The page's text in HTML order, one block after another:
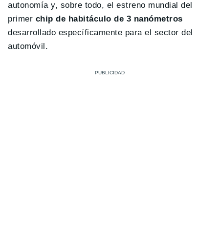
autonomía y, sobre todo, el estreno mundial del
primer chip de habitáculo de 3 nanómetros
desarrollado específicamente para el sector del
automóvil.